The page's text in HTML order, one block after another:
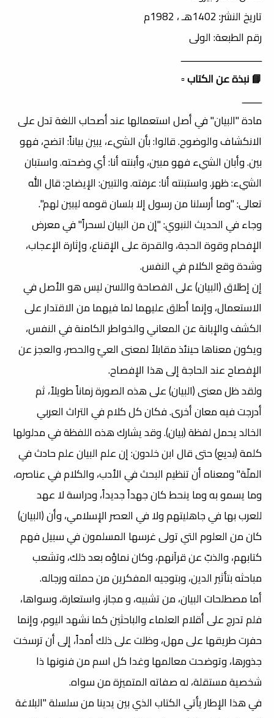
تاريخ النشر: 1402هـ ، 1982م
رقم الطبعة: الولى
ـــــــــــــــــــــــــــــــــ
📘 نبذة عن الكتاب▫️
ــــــــ
مادة "البيان" في أصل استعمالها عند أصحاب اللغة تدل على
الانكشاف والوضوح. قالوا: بأن الشيء، يبين بياناً: اتضح، فهو
بين. وأبان الشيء فهو مبين، وأبنته أنا: أي وضحته. واستبان
الشيء: ظهر. واستبنته أنا: عرفته. والتبين: الإيضاح: قال الله
تعالى: "وما أرسلنا من رسول إلا بلسان قومه ليبين لهم".
وجاء في الحديث النبوي: "إن من البيان لسحراً" في معرض
الإفحام وقوة الحجة، والقدرة على الإقناع، وإثارة الإعجاب،
وشدة وقع الكلام في النفس.
إن إطلاق (البيان) على الفصاحة واللسن ليس هو الأصل في
الاستعمال، وإنما أطلق عليهما لما فيهما من الاقتدار على
الكشف والإبانة عن المعاني والخواطر الكامنة في النفس،
ويكون معناها حينئذ مقابلاً لمعنى العيّ والحصر، والعجز عن
الإفصاح عند الحاجة إلى هذا الإفصاح.
ولقد ظل معنى (البيان) على هذه الصورة زماناً طويلاً، ثم
أدرجت فيه معان أخرى. فكان كل كلام في التراث العربي
الخالد يحمل لفظة (بيان). وقد يشارك هذه اللفظة في مدلولها
كلمة (بديع) حتى قال ابن خلدون: إن علم البيان علم حادث في
الملّة" ومعناه أن تنظيم البحث في الأدب، والكلام في عناصره،
وما يسمو به وما ينحط كان جهداً جديداً، ودراسة لا عهد
للعرب بها في جاهليتهم ولا في العصر الإسلامي، وأن (البيان)
كان من العلوم التي تولى غرسها المسلمون في سبيل فهم
كتابهم، والذبّ عن قرآنهم، وكان نماؤه بعد ذلك، وتشعب
مباحثه بتأثير الدين، وبتوجيه المفكرين من حملته ورجاله.
أما مصطلحات البيان، من تشبيه، و مجاز، واستعارة، وسواها،
فلم تدرج على أقلام العلماء والباحثين كما نشهد اليوم، وإنما
حفرت طريقها على مهل، وظلت على ذلك أمداً، إلى أن ترسخت
جذورها، وتوضحت معالمها وغدا كل اسم من فنونها ذا
شخصية مستقلة، له صفاته المتميزة من سواه.
في هذا الإطار يأتي الكتاب الذي بين يدينا من سلسلة "البلاغة